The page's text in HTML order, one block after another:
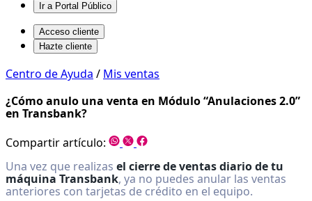
Ir a Portal Público
Acceso cliente
Hazte cliente
¿Cómo
anulo
una
venta
en
Transbank?
-
Centro de Ayuda / Mis ventas
¿Cómo anulo una venta en Módulo “Anulaciones 2.0”
en Transbank?
Compartir artículo:
Una vez que realizas el cierre de ventas diario de tu
máquina Transbank, ya no puedes anular las ventas
anteriores con tarjetas de crédito en el equipo.